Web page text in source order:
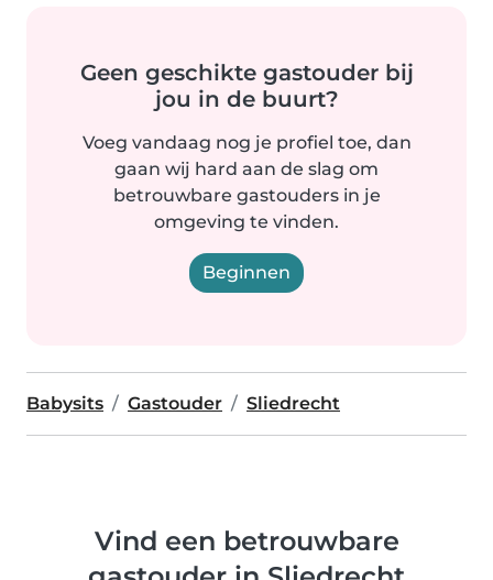
Geen geschikte gastouder bij
jou in de buurt?
Voeg vandaag nog je profiel toe, dan
gaan wij hard aan de slag om
betrouwbare gastouders in je
omgeving te vinden.
Beginnen
Babysits Gastouder Sliedrecht
Vind een betrouwbare